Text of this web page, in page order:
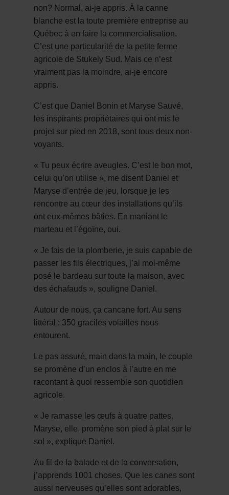
non? Normal, ai-je appris. À la canne
blanche est la toute première entreprise au
Québec à en faire la commercialisation.
C’est une particularité de la petite ferme
agricole de Stukely Sud. Mais ce n’est
vraiment pas la moindre, ai-je encore
appris.
C’est que Daniel Bonin et Maryse Sauvé,
les inspirants propriétaires qui ont mis le
projet sur pied en 2018, sont tous deux non-
voyants.
« Tu peux écrire aveugles. C’est le bon mot,
celui qu’on utilise », me disent Daniel et
Maryse d’entrée de jeu, lorsque je les
rencontre au cœur des installations qu’ils
ont eux-mêmes bâties. En maniant le
marteau et l’égoïne, oui.
« Je fais de la plomberie, je suis capable de
passer les fils électriques, j’ai moi-même
posé le bardeau sur toute la maison, avec
des échafauds », souligne Daniel.
Autour de nous, ça cancane fort. Au sens
littéral : 350 graciles volailles nous
entourent.
Le pas assuré, main dans la main, le couple
se promène d’un enclos à l’autre en me
racontant à quoi ressemble son quotidien
agricole.
« Je ramasse les œufs à quatre pattes.
Maryse, elle, promène son pied à plat sur le
sol », explique Daniel.
Au fil de la balade et de la conversation,
j’apprends 1001 choses. Que les canes sont
aussi nerveuses qu’elles sont adorables,